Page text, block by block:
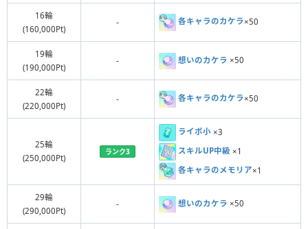
16輪
(160,000Pt)
- 各キャラのカケラ×50
19輪
(190,000Pt)
- 想いのカケラ ×50
22輪
(220,000Pt)
- 各キャラのカケラ×50
25輪
(250,000Pt)
ランク3
ライボ小 ×3
スキルUP中級 ×1
各キャラのメモリア×1
29輪
(290,000Pt)
- 想いのカケラ ×50